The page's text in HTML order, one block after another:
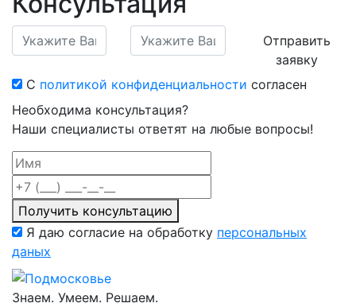
Отправить
заявку
С политикой конфиденциальности согласен
Необходима консультация?
Наши специалисты ответят на любые вопросы!
Получить консультацию
Я даю согласие на обработку персональных
даных
Знаем. Умеем. Решаем.